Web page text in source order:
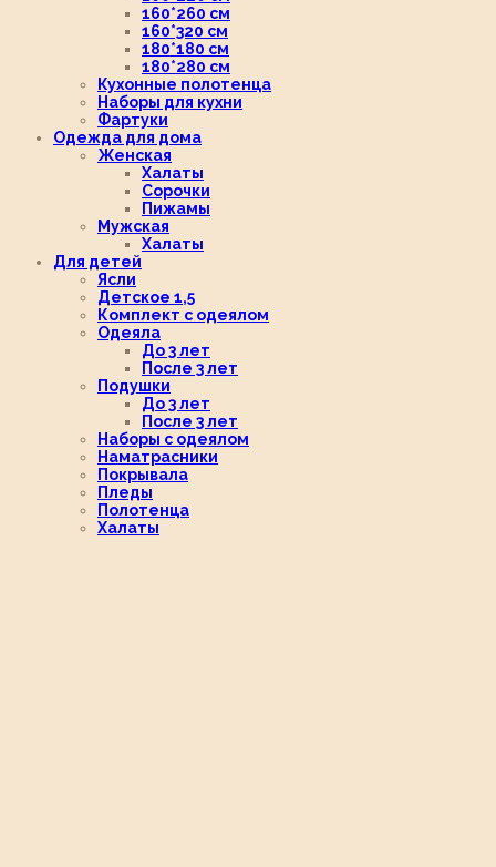
160*260 см
160*320 см
180*180 см
180*280 см
Кухонные полотенца
Наборы для кухни
Фартуки
Одежда для дома
Женская
Халаты
Сорочки
Пижамы
Мужская
Халаты
Для детей
Ясли
Детское 1,5
Комплект с одеялом
Одеяла
До 3 лет
После 3 лет
Подушки
До 3 лет
После 3 лет
Наборы с одеялом
Наматрасники
Покрывала
Пледы
Полотенца
Халаты